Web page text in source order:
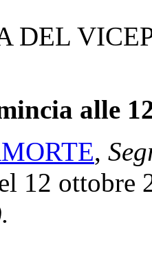
DEL
alle
,
12 ottobre